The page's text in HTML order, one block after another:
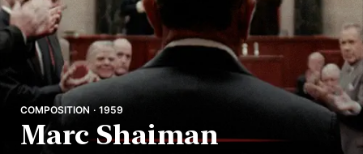
COMPOSITION · 1959
Marc Shaiman